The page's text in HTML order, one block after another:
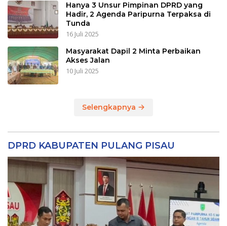
Hanya 3 Unsur Pimpinan DPRD yang
Hadir, 2 Agenda Paripurna Terpaksa di
Tunda
16 Juli 2025
Masyarakat Dapil 2 Minta Perbaikan
Akses Jalan
10 Juli 2025
Selengkapnya
DPRD KABUPATEN PULANG PISAU